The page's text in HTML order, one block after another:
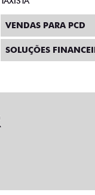
VENDAS PARA PCD
SOLUÇÕES